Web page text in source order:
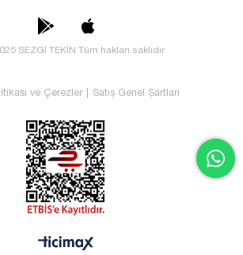
SEZGİ TEKİN Tüm hakları saklıdır
ve Çerezler Satış Genel Şartları